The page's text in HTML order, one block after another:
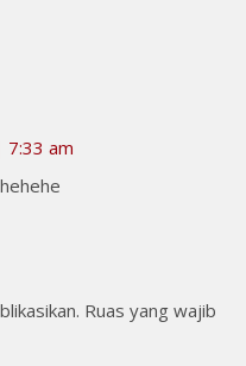
7:33 am
Ruas yang wajib